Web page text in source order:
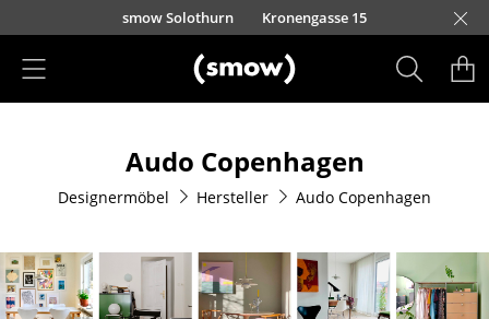
Direkt zum Inhaltsmow Solothurn Kronengasse 15
Esszimmerstühle
Sofas
Sessel
Audo Copenhagen
Designermöbel Hersteller Audo Copenhagen